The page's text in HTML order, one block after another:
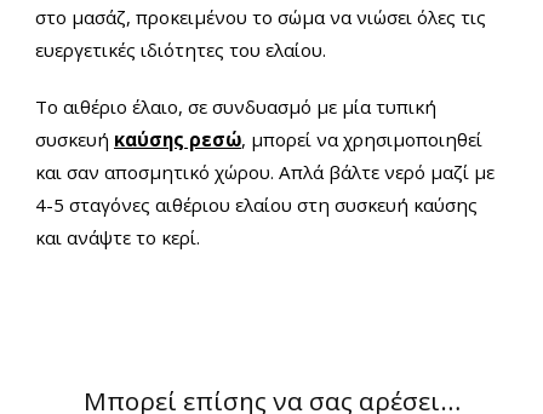
στο μασάζ, προκειμένου το σώμα να νιώσει όλες τις
ευεργετικές ιδιότητες του ελαίου.
Tο αιθέριο έλαιο, σε συνδυασμό με μία τυπική
συσκευή καύσης ρεσώ, μπορεί να χρησιμοποιηθεί
και σαν αποσμητικό χώρου. Απλά βάλτε νερό μαζί με
4-5 σταγόνες αιθέριου ελαίου στη συσκευή καύσης
και ανάψτε το κερί.
Μπορεί επίσης να σας αρέσει…